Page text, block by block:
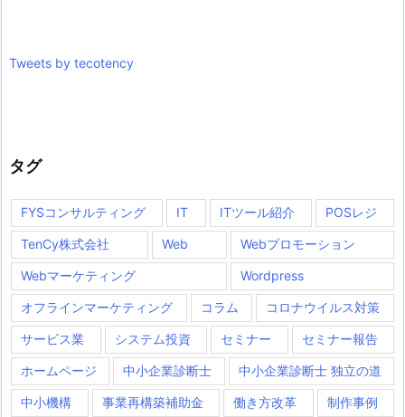
Tweets by tecotency
タグ
FYSコンサルティング IT ITツール紹介 POSレジ
TenCy株式会社 Web Webプロモーション
Webマーケティング Wordpress
オフラインマーケティング コラム コロナウイルス対策
サービス業 システム投資 セミナー セミナー報告
ホームページ 中小企業診断士 中小企業診断士 独立の道
中小機構 事業再構築補助金 働き方改革 制作事例